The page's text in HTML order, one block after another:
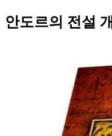
안도르의 전설